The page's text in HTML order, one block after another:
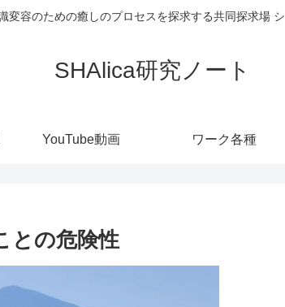
変容のための癒しのプロセスを探求する共同探求場
SHAlica研究ノート
YouTube動画 ワーク各種
との危険性